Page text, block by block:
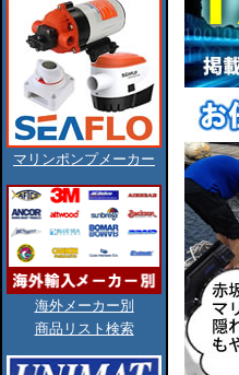
マリンポンプメーカー
海外メーカー別
商品リスト検索